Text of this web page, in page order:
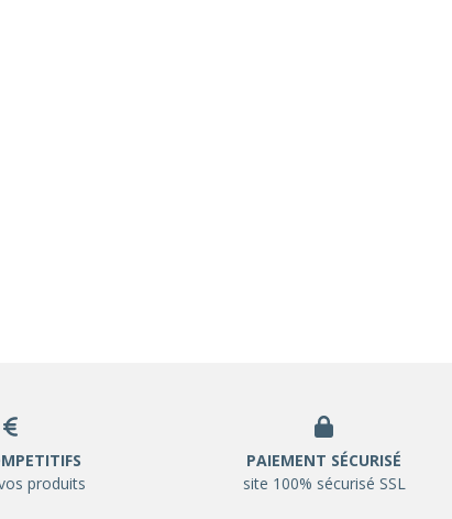
produits
PAIEMENT SÉCURISÉ
site 100% sécurisé SSL